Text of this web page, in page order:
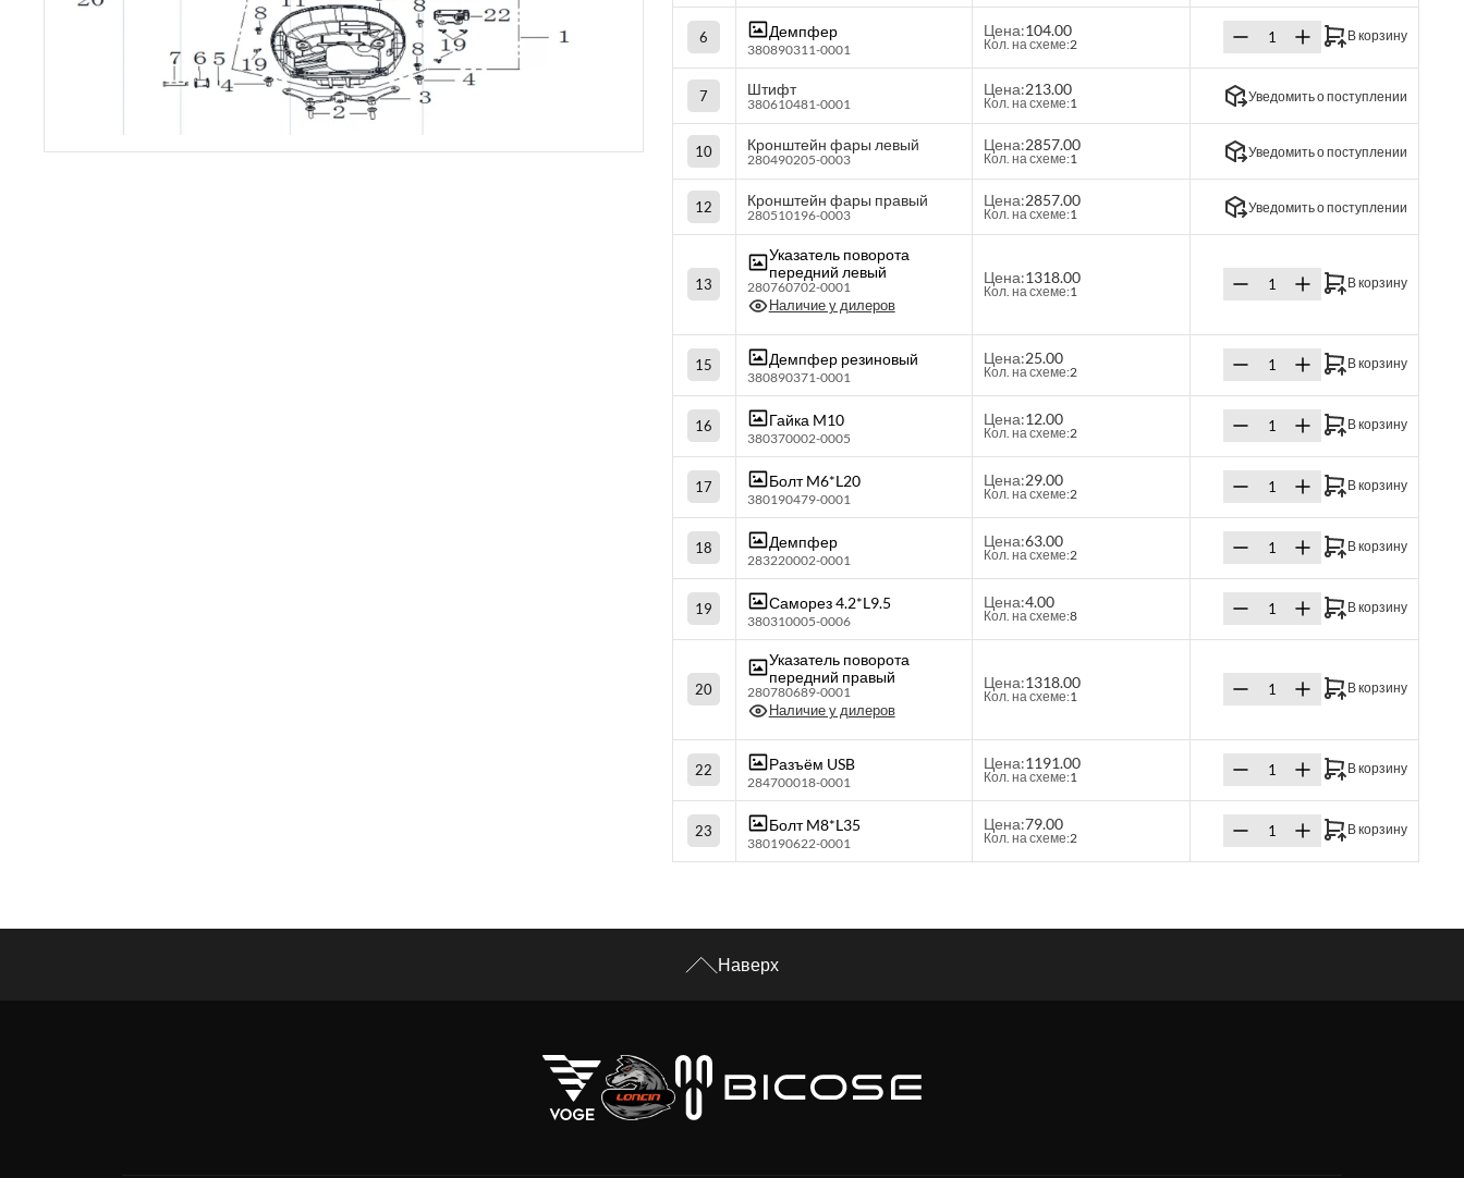
6 Демпфер
380890311-0001
Цена:104.00
Кол. на схеме:2
В корзину
7 Штифт
380610481-0001
Цена:213.00
Кол. на схеме:1 Уведомить о поступлении
10 Кронштейн фары левый
280490205-0003
Цена:2857.00
Кол. на схеме:1 Уведомить о поступлении
12 Кронштейн фары правый
280510196-0003
Цена:2857.00
Кол. на схеме:1 Уведомить о поступлении
13
Указатель поворота
передний левый
280760702-0001
Наличие у дилеров
Цена:1318.00
Кол. на схеме:1
В корзину
15 Демпфер резиновый
380890371-0001
Цена:25.00
Кол. на схеме:2
В корзину
16 Гайка M10
380370002-0005
Цена:12.00
Кол. на схеме:2
В корзину
17 Болт M6*L20
380190479-0001
Цена:29.00
Кол. на схеме:2
В корзину
18 Демпфер
283220002-0001
Цена:63.00
Кол. на схеме:2
В корзину
19 Саморез 4.2*L9.5
380310005-0006
Цена:4.00
Кол. на схеме:8
В корзину
20
Указатель поворота
передний правый
280780689-0001
Наличие у дилеров
Цена:1318.00
Кол. на схеме:1
В корзину
22 Разъём USB
284700018-0001
Цена:1191.00
Кол. на схеме:1
В корзину
23 Болт M8*L35
380190622-0001
Цена:79.00
Кол. на схеме:2
В корзину
Наверх